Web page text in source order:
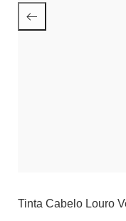
Tinta Cabelo Louro